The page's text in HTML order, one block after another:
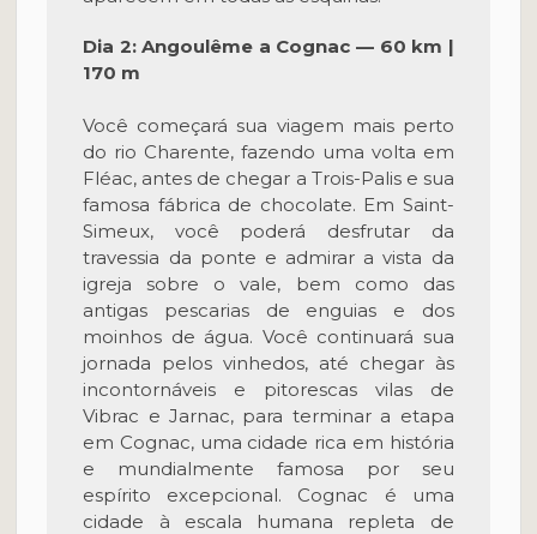
Dia 2: Angoulême a Cognac — 60 km |
170 m
Você começará sua viagem mais perto
do rio Charente, fazendo uma volta em
Fléac, antes de chegar a Trois-Palis e sua
famosa fábrica de chocolate. Em Saint-
Simeux, você poderá desfrutar da
travessia da ponte e admirar a vista da
igreja sobre o vale, bem como das
antigas pescarias de enguias e dos
moinhos de água. Você continuará sua
jornada pelos vinhedos, até chegar às
incontornáveis ​​e pitorescas vilas de
Vibrac e Jarnac, para terminar a etapa
em Cognac, uma cidade rica em história
e mundialmente famosa por seu
espírito excepcional. Cognac é uma
cidade à escala humana repleta de